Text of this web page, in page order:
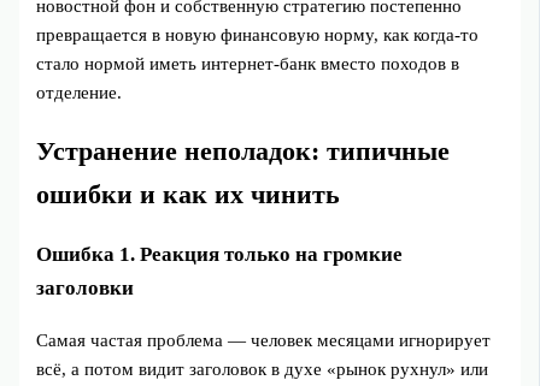
новостной фон и собственную стратегию постепенно
превращается в новую финансовую норму, как когда‑то
стало нормой иметь интернет‑банк вместо походов в
отделение.
Устранение неполадок: типичные
ошибки и как их чинить
Ошибка 1. Реакция только на громкие
заголовки
Самая частая проблема — человек месяцами игнорирует
всё, а потом видит заголовок в духе «рынок рухнул» или